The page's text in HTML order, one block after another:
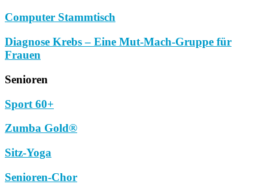
Computer Stammtisch
Diagnose Krebs – Eine Mut-Mach-Gruppe für
Frauen
Senioren
Sport 60+
Zumba Gold®
Sitz-Yoga
Senioren-Chor